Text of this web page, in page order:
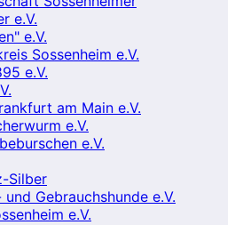
e.V.
e.V.
Sossenheim e.V.
e.V.
am Main e.V.
e.V.
e.V.
Silber
Gebrauchshunde e.V.
e.V.